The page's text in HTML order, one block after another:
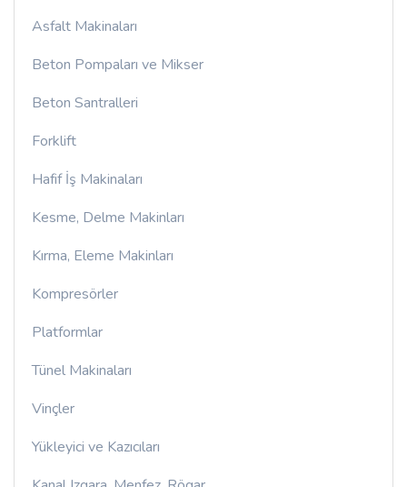
Asfalt Makinaları
Beton Pompaları ve Mikser
Beton Santralleri
Forklift
Hafif İş Makinaları
Kesme, Delme Makinları
Kırma, Eleme Makinları
Kompresörler
Platformlar
Tünel Makinaları
Vinçler
Yükleyici ve Kazıcıları